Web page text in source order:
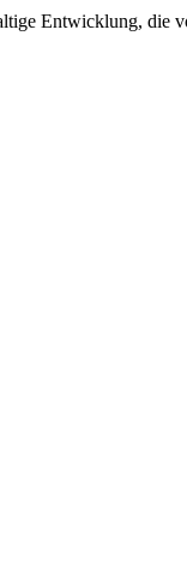
Entwicklung, die